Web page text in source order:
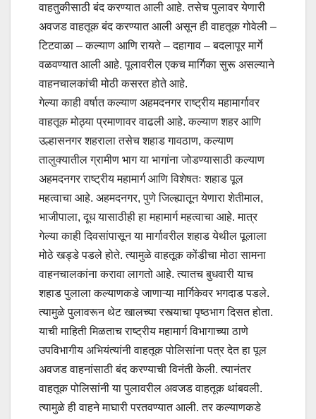
वाहतुकीसाठी बंद करण्यात आली आहे. तसेच पुलावर येणारी
अवजड वाहतूक बंद करण्यात आली असून ही वाहतूक गोवेली –
टिटवाळा – कल्याण आणि रायते – दहागाव – बदलापूर मार्गे
वळवण्यात आली आहे. पूलावरील एकच मार्गिका सुरू असल्याने
वाहनचालकांची मोठी कसरत होते आहे.
गेल्या काही वर्षात कल्याण अहमदनगर राष्ट्रीय महामार्गावर
वाहतूक मोठ्या प्रमाणावर वाढली आहे. कल्याण शहर आणि
उल्हासनगर शहराला तसेच शहाड गावठाण, कल्याण
तालुक्यातील ग्रामीण भाग या भागांना जोडण्यासाठी कल्याण
अहमदनगर राष्ट्रीय महामार्ग आणि विशेषतः शहाड पूल
महत्वाचा आहे. अहमदनगर, पुणे जिल्ह्यातून येणारा शेतीमाल,
भाजीपाला, दूध यासाठीही हा महामार्ग महत्वाचा आहे. मात्र
गेल्या काही दिवसांपासून या मार्गावरील शहाड येथील पूलाला
मोठे खड्डे पडले होते. त्यामुळे वाहतूक कोंडीचा मोठा सामना
वाहनचालकांना करावा लागतो आहे. त्यातच बुधवारी याच
शहाड पुलाला कल्याणकडे जाणाऱ्या मार्गिकेवर भगदाड पडले.
त्यामुळे पुलावरून थेट खालच्या रस्त्याचा पृष्ठभाग दिसत होता.
याची माहिती मिळताच राष्ट्रीय महामार्ग विभागाच्या ठाणे
उपविभागीय अभियंत्यांनी वाहतूक पोलिसांना पत्र देत हा पूल
अवजड वाहनांसाठी बंद करण्याची विनंती केली. त्यानंतर
वाहतूक पोलिसांनी या पुलावरील अवजड वाहतूक थांबवली.
त्यामुळे ही वाहने माघारी परतवण्यात आली. तर कल्याणकडे